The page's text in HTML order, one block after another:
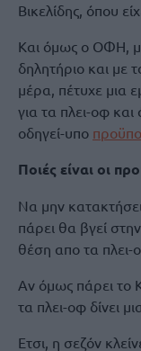
Βικελίδης, όπου
Και όμως ο ΟΦΗ,
δηλητήριο και με
μέρα, πέτυχε μια
για τα πλει-οφ
οδηγεί-υπο
Ποιές είναι οι
Να μην
πάρει θα βγεί
θέση απο τα πλει-
Αν όμως πάρει το
τα πλει-οφ δίνει
Eτσι, η σεζόν